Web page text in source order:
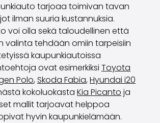
tarjoaa toimivan tavan
ilman suuria kustannuksia.
voi olla sekä taloudellinen että
valinta tehdään omiin tarpeisiin
kaupunkiautoissa
ovat esimerkiksi Toyota
Polo,Skoda Fabia,Hyundai i20
kokoluokasta Kia Picanto ja
mallit tarjoavat helppoa
hyvin kaupunkielämään.